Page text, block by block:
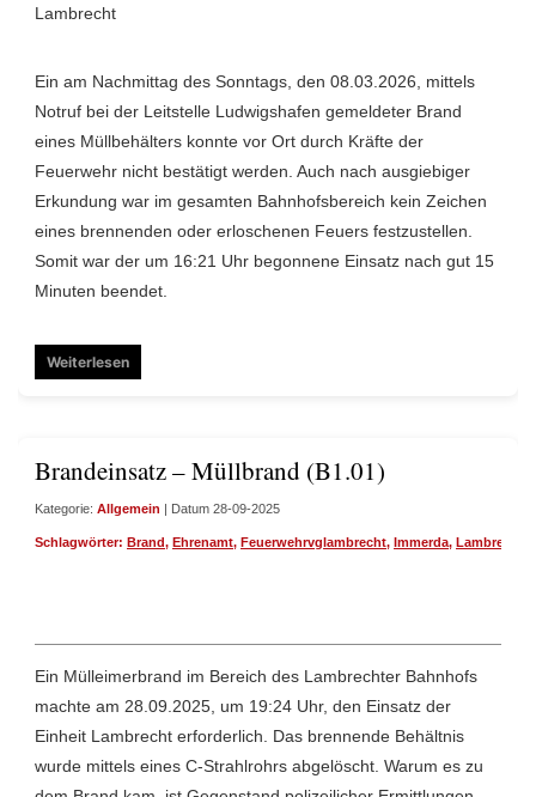
Lambrecht
Ein am Nachmittag des Sonntags, den 08.03.2026, mittels
Notruf bei der Leitstelle Ludwigshafen gemeldeter Brand
eines Müllbehälters konnte vor Ort durch Kräfte der
Feuerwehr nicht bestätigt werden. Auch nach ausgiebiger
Erkundung war im gesamten Bahnhofsbereich kein Zeichen
eines brennenden oder erloschenen Feuers festzustellen.
Somit war der um 16:21 Uhr begonnene Einsatz nach gut 15
Minuten beendet.
Weiterlesen
Brandeinsatz – Müllbrand (B1.01)
Kategorie: Allgemein | Datum 28-09-2025
Schlagwörter: Brand, Ehrenamt, Feuerwehrvglambrecht, Immerda, Lambrecht
Ein Mülleimerbrand im Bereich des Lambrechter Bahnhofs
machte am 28.09.2025, um 19:24 Uhr, den Einsatz der
Einheit Lambrecht erforderlich. Das brennende Behältnis
wurde mittels eines C-Strahlrohrs abgelöscht. Warum es zu